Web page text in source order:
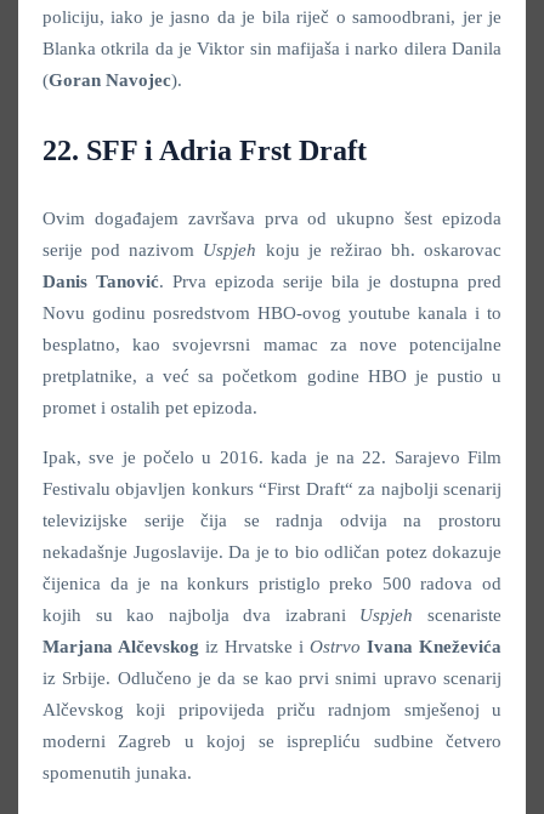
policiju, iako je jasno da je bila riječ o samoodbrani, jer je
Blanka otkrila da je Viktor sin mafijaša i narko dilera Danila
(Goran Navojec).
22. SFF i Adria Frst Draft
Ovim događajem završava prva od ukupno šest epizoda
serije pod nazivom Uspjeh koju je režirao bh. oskarovac
Danis Tanović. Prva epizoda serije bila je dostupna pred
Novu godinu posredstvom HBO-ovog youtube kanala i to
besplatno, kao svojevrsni mamac za nove potencijalne
pretplatnike, a već sa početkom godine HBO je pustio u
promet i ostalih pet epizoda.
Ipak, sve je počelo u 2016. kada je na 22. Sarajevo Film
Festivalu objavljen konkurs “First Draft“ za najbolji scenarij
televizijske serije čija se radnja odvija na prostoru
nekadašnje Jugoslavije. Da je to bio odličan potez dokazuje
čijenica da je na konkurs pristiglo preko 500 radova od
kojih su kao najbolja dva izabrani Uspjehscenariste
Marjana Alčevskog iz Hrvatske i Ostrvo Ivana Kneževića
iz Srbije. Odlučeno je da se kao prvi snimi upravo scenarij
Alčevskog koji pripovijeda priču radnjom smješenoj u
moderni Zagreb u kojoj se isprepliću sudbine četvero
spomenutih junaka.